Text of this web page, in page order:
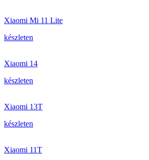
Xiaomi Mi 11 Lite
készleten
Xiaomi 14
készleten
Xiaomi 13T
készleten
Xiaomi 11T